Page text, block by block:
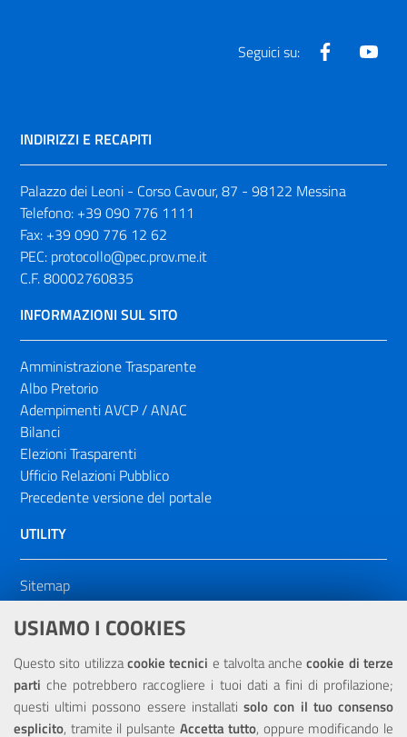
USIAMO I COOKIES
Questo sito utilizzacookie tecnici e talvolta anchecookie di terze
parti che potrebbero raccogliere i tuoi dati a fini di profilazione;
questi ultimi possono essere installatisolo con il tuo consenso
esplicito, tramite il pulsante Accetta tutto, oppure modificando le
Seguici su: Facebook
INDIRIZZI E RECAPITI
Palazzo dei Leoni - Corso Cavour, 87 - 98122 Messina
Telefono: +39 090 776 1111
Fax: +39 090 776 12 62
PEC: protocollo@pec.prov.me.it
C.F. 80002760835
INFORMAZIONI SUL SITO
Amministrazione Trasparente
Albo Pretorio
Adempimenti AVCP / ANAC
Bilanci
Elezioni Trasparenti
Ufficio Relazioni Pubblico
Precedente versione del portale
UTILITY
Sitemap
Dichiarazione di accessibilità
NOTE LEGALI
Privacy